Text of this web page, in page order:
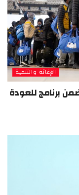
الإغاثة والتنمية
ليبيا ضمن برنامج للعودة